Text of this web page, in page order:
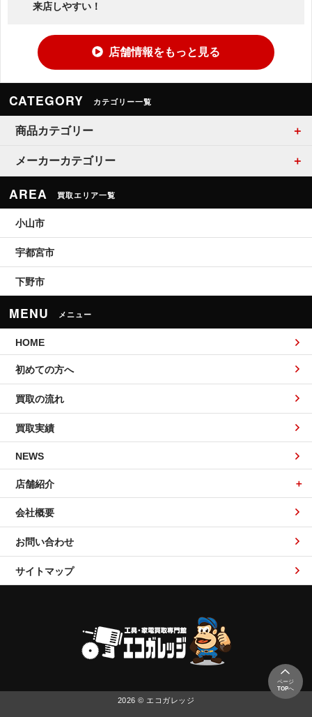
来店しやすい！
店舗情報をもっと見る
CATEGORY カテゴリー一覧
商品カテゴリー
メーカーカテゴリー
AREA 買取エリア一覧
小山市
宇都宮市
下野市
MENU メニュー
HOME
初めての方へ
買取の流れ
買取実績
NEWS
店舗紹介
会社概要
お問い合わせ
サイトマップ
2026 © エコガレッジ
ページ
TOPへ